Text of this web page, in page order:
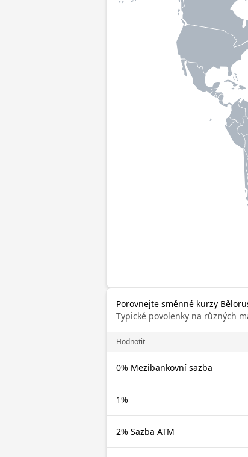
Porovnejte směnné kurzy
Typické povolenky na různých
Hodnotit
0% Mezibankovní sazba
1%
2% Sazba ATM